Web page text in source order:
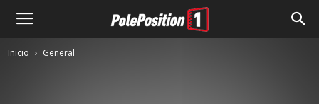
Inicio General